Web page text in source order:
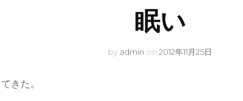
眠い
by admin on 2012年11月25日
きた。